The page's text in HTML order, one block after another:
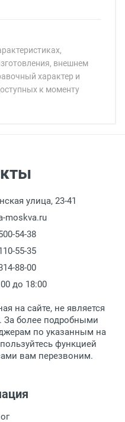
внешнем
характер и
к моменту
производится
на пункте
расчетный счет.
с 11:00 до 15:00, в
г. Москва,
17, корпус 1,
110-55-35.
поступает в пункт
связывается с
о поступлении
при себе
в течение 3
поступления на
за хранение
улица, 23-41
moskva.ru
54-38
55-35
88-00
до 18:00
на сайте, не является
более подробными
по указанным на
функцией
вам перезвоним.